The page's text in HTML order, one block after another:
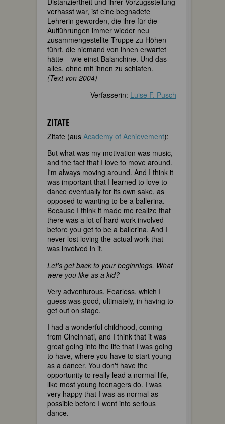
verhasst war, ist eine begnadete
Lehrerin geworden, die ihre für die
Aufführungen immer wieder neu
zusammengestellte Truppe zu Höhen
führt, die niemand von ihnen erwartet
hätte – wie einst Balanchine. Und das
alles, ohne mit ihnen zu schlafen.
(Text von 2004)
Verfasserin: Luise F. Pusch
ZITATE
Zitate (aus Academy of Achievement):
But what was my motivation was music,
and the fact that I love to move around.
I'm always moving around. And I think it
was important that I learned to love to
dance eventually for its own sake, as
opposed to wanting to be a ballerina.
Because I think it made me realize that
there was a lot of hard work involved
before you get to be a ballerina. And I
never lost loving the actual work that
was involved in it.
Let's get back to your beginnings. What
were you like as a kid?
Very adventurous. Fearless, which I
guess was good, ultimately, in having to
get out on stage.
I had a wonderful childhood, coming
from Cincinnati, and I think that it was
great going into the life that I was going
to have, where you have to start young
as a dancer. You don't have the
opportunity to really lead a normal life,
like most young teenagers do. I was
very happy that I was as normal as
possible before I went into serious
dance.